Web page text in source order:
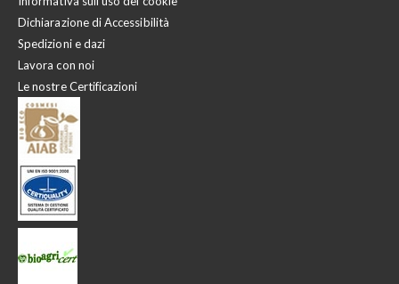
Dichiarazione di Accessibilità
Spedizioni e dazi
Lavora con noi
Le nostre Certificazioni